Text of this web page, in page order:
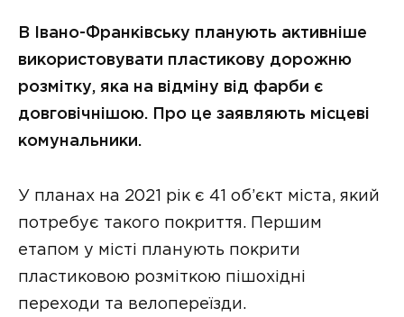
В Івано-Франківську планують активніше
використовувати пластикову дорожню
розмітку, яка на відміну від фарби є
довговічнішою. Про це заявляють місцеві
комунальники.
У планах на 2021 рік є 41 об’єкт міста, який
потребує такого покриття. Першим
етапом у місті планують покрити
пластиковою розміткою пішохідні
переходи та велопереїзди.